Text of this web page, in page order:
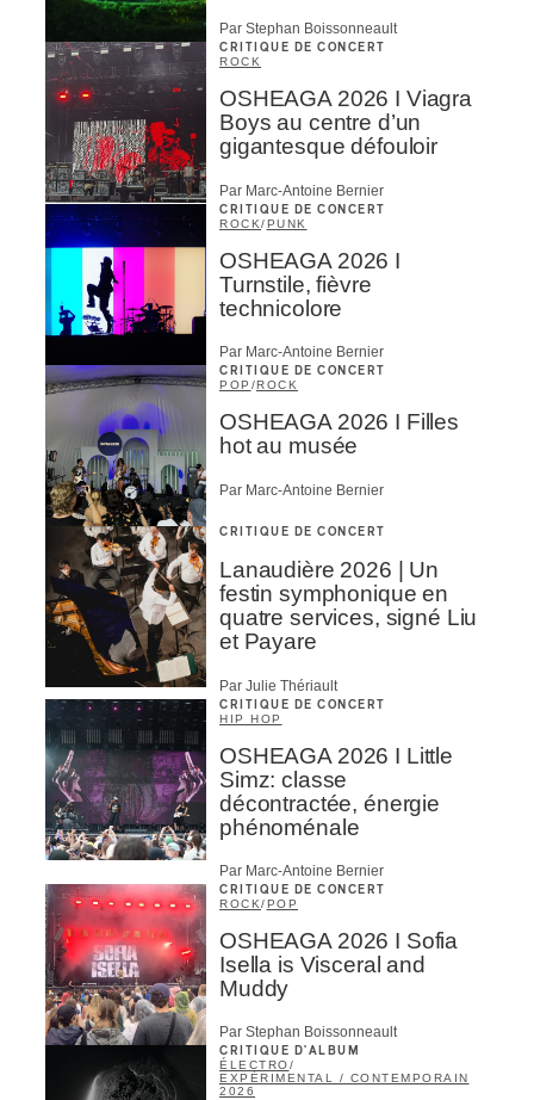
Par Stephan Boissonneault
CRITIQUE DE CONCERT
ROCK
OSHEAGA 2026 I Viagra
Boys au centre d’un
gigantesque défouloir
Par Marc-Antoine Bernier
CRITIQUE DE CONCERT
ROCK/PUNK
OSHEAGA 2026 I
Turnstile, fièvre
technicolore
Par Marc-Antoine Bernier
CRITIQUE DE CONCERT
POP /ROCK
OSHEAGA 2026 I Filles
hot au musée
Par Marc-Antoine Bernier
CRITIQUE DE CONCERT
Lanaudière 2026 | Un
festin symphonique en
quatre services, signé Liu
et Payare
Par Julie Thériault
CRITIQUE DE CONCERT
HIP HOP
OSHEAGA 2026 I Little
Simz: classe
décontractée, énergie
phénoménale
Par Marc-Antoine Bernier
CRITIQUE DE CONCERT
ROCK/POP
OSHEAGA 2026 I Sofia
Isella is Visceral and
Muddy
Par Stephan Boissonneault
CRITIQUE D'ALBUM
ÉLECTRO/
EXPÉRIMENTAL / CONTEMPORAIN
2026